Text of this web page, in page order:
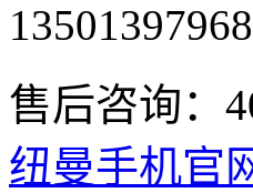
售后咨询：
纽曼手机官